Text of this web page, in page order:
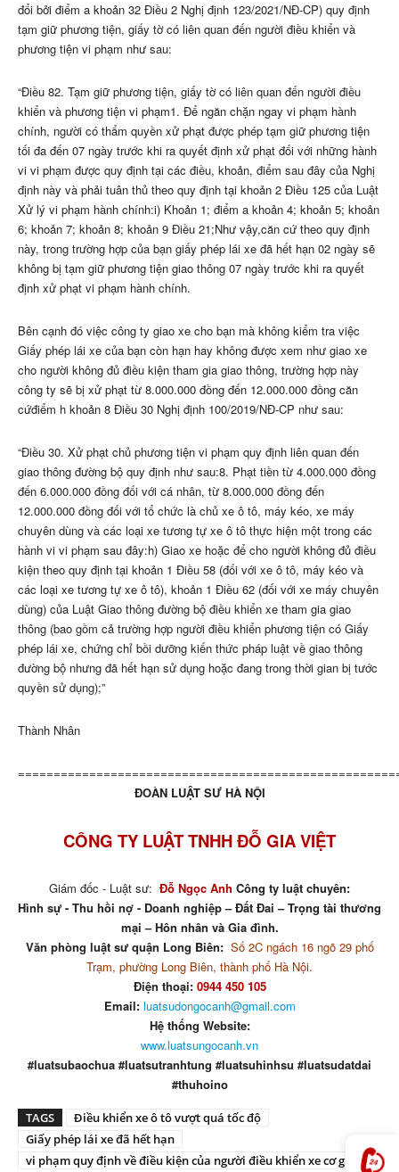
đổi bởi điểm a khoản 32 Điều 2 Nghị định 123/2021/NĐ-CP) quy định
tạm giữ phương tiện, giấy tờ có liên quan đến người điều khiển và
phương tiện vi phạm như sau:
“Điều 82. Tạm giữ phương tiện, giấy tờ có liên quan đến người điều
khiển và phương tiện vi phạm1. Để ngăn chặn ngay vi phạm hành
chính, người có thẩm quyền xử phạt được phép tạm giữ phương tiện
tối đa đến 07 ngày trước khi ra quyết định xử phạt đối với những hành
vi vi phạm được quy định tại các điều, khoản, điểm sau đây của Nghị
định này và phải tuân thủ theo quy định tại khoản 2 Điều 125 của Luật
Xử lý vi phạm hành chính:i) Khoản 1; điểm a khoản 4; khoản 5; khoản
6; khoản 7; khoản 8; khoản 9 Điều 21;Như vậy,căn cứ theo quy định
này, trong trường hợp của bạn giấy phép lái xe đã hết hạn 02 ngày sẽ
không bị tạm giữ phương tiện giao thông 07 ngày trước khi ra quyết
định xử phạt vi phạm hành chính.
Bên cạnh đó việc công ty giao xe cho bạn mà không kiểm tra việc
Giấy phép lái xe của bạn còn hạn hay không được xem như giao xe
cho người không đủ điều kiện tham gia giao thông, trường hợp này
công ty sẽ bị xử phạt từ 8.000.000 đồng đến 12.000.000 đồng căn
cứđiểm h khoản 8 Điều 30 Nghị định 100/2019/NĐ-CP như sau:
“Điều 30. Xử phạt chủ phương tiện vi phạm quy định liên quan đến
giao thông đường bộ quy định như sau:8. Phạt tiền từ 4.000.000 đồng
đến 6.000.000 đồng đối với cá nhân, từ 8.000.000 đồng đến
12.000.000 đồng đối với tổ chức là chủ xe ô tô, máy kéo, xe máy
chuyên dùng và các loại xe tương tự xe ô tô thực hiện một trong các
hành vi vi phạm sau đây:h) Giao xe hoặc để cho người không đủ điều
kiện theo quy định tại khoản 1 Điều 58 (đối với xe ô tô, máy kéo và
các loại xe tương tự xe ô tô), khoản 1 Điều 62 (đối với xe máy chuyên
dùng) của Luật Giao thông đường bộ điều khiển xe tham gia giao
thông (bao gồm cả trường hợp người điều khiển phương tiện có Giấy
phép lái xe, chứng chỉ bồi dưỡng kiến thức pháp luật về giao thông
đường bộ nhưng đã hết hạn sử dụng hoặc đang trong thời gian bị tước
quyền sử dụng);”
Thành Nhân
ĐOÀN LUẬT SƯ HÀ NỘI
CÔNG TY LUẬT TNHH ĐỖ GIA VIỆT
Giám đốc - Luật sư: Đỗ Ngọc Anh Công ty luật chuyên:
Hình sự - Thu hồi nợ - Doanh nghiệp – Đất Đai – Trọng tài thương
mại – Hôn nhân và Gia đình.
Văn phòng luật sư quận Long Biên: Số 2C ngách 16 ngõ 29 phố
Trạm, phường Long Biên, thành phố Hà Nội.
Điện thoại: 0944 450 105
Email: luatsudongocanh@gmail.com
Hệ thống Website:
www.luatsungocanh.vn
#luatsubaochua #luatsutranhtung #luatsuhinhsu #luatsudatdai
#thuhoino
TAGS
Điều khiển xe ô tô vượt quá tốc độ
Giấy phép lái xe đã hết hạn
vi phạm quy định về điều kiện của người điều khiển xe cơ giới